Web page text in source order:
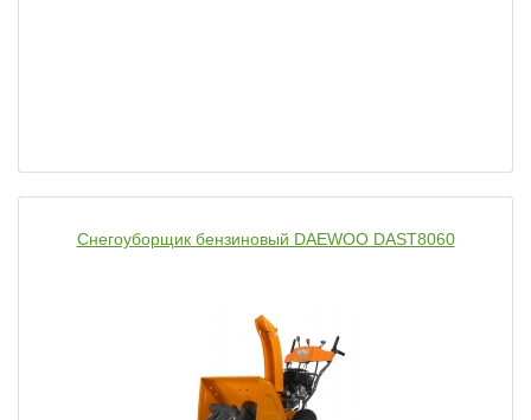
Снегоуборщик бензиновый DAEWOO DAST8060